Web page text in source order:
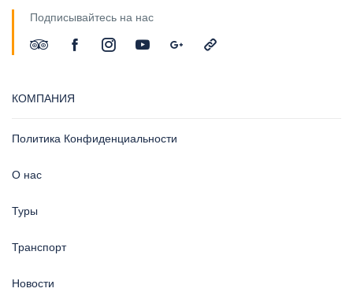
Подписывайтесь на нас
КОМПАНИЯ
Политика Конфиденциальности
О нас
Туры
Транспорт
Новости